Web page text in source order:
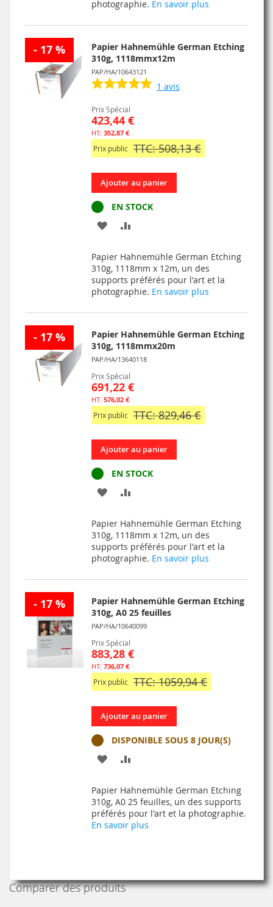
D’ENVIE
photographie. En savoir plus
- 17 %
Papier Hahnemühle German Etching
310g, 1118mmx12m
PAP/HA/10643121
1 avis
Prix Spécial
423,44 €
352,87 €
Prix public TTC: 508,13 €
Ajouter au panier
EN STOCK
AJOUTER
MA
LISTE
D’ENVIE
COMPARATEUR
Papier Hahnemühle German Etching
310g, 1118mm x 12m, un des
supports préférés pour l'art et la
photographie. En savoir plus
- 17 %
Papier Hahnemühle German Etching
310g, 1118mmx20m
PAP/HA/13640118
Prix Spécial
691,22 €
576,02 €
Prix public TTC: 829,46 €
Ajouter au panier
EN STOCK
AJOUTER
MA
LISTE
D’ENVIE
COMPARATEUR
Papier Hahnemühle German Etching
310g, 1118mm x 12m, un des
supports préférés pour l'art et la
photographie. En savoir plus
- 17 %
Papier Hahnemühle German Etching
310g, A0 25 feuilles
PAP/HA/10640099
Prix Spécial
883,28 €
736,07 €
Prix public TTC: 1059,94 €
Ajouter au panier
DISPONIBLE SOUS 8 JOUR(S)
AJOUTER
MA
LISTE
COMPARATEUR
Papier Hahnemühle German Etching
310g, A0 25 feuilles, un des supports
préférés pour l'art et la photographie.
En savoir plus
Comparer des produits